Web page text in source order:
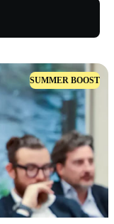
SUMMER BOOST